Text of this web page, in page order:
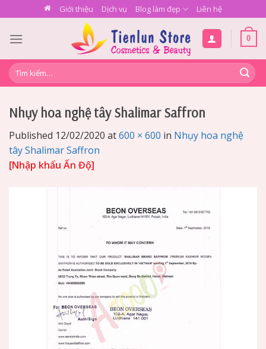
to
content
Giới thiệu Dịch vụ Blog làm đẹp Liên hệ
0
Tìm
kiếm:
Nhụy hoa nghệ tây Shalimar Saffron
Published 12/02/2020 at600 × 600 in Nhụy hoa nghệ
tây Shalimar Saffron
[Nhập khẩu Ấn Độ]